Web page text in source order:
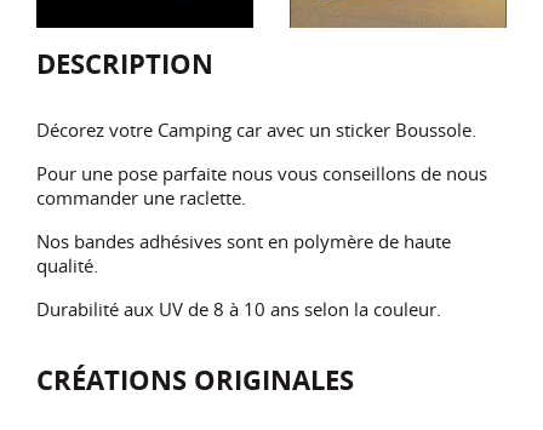
DESCRIPTION
Décorez votre Camping car avec un sticker Boussole.
Pour une pose parfaite nous vous conseillons de nous
commander une raclette.
Nos bandes adhésives sont en polymère de haute
qualité.
Durabilité aux UV de 8 à 10 ans selon la couleur.
CRÉATIONS ORIGINALES